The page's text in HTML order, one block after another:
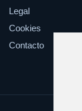
Legal
Cookies
Contacto